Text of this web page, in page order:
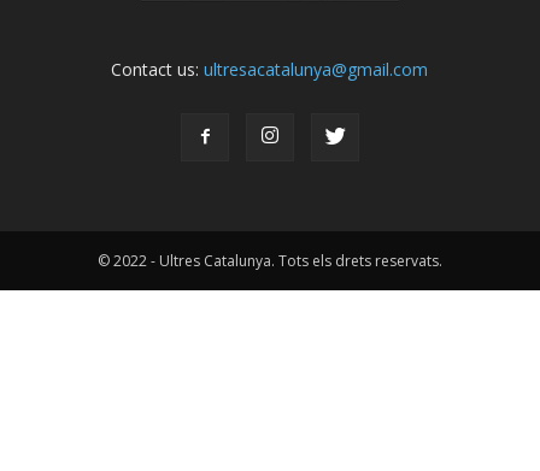
Contact us:ultresacatalunya@gmail.com
© 2022 - Ultres Catalunya. Tots els drets reservats.